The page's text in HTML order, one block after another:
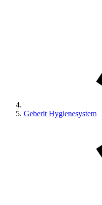
Geberit Hygienesystem